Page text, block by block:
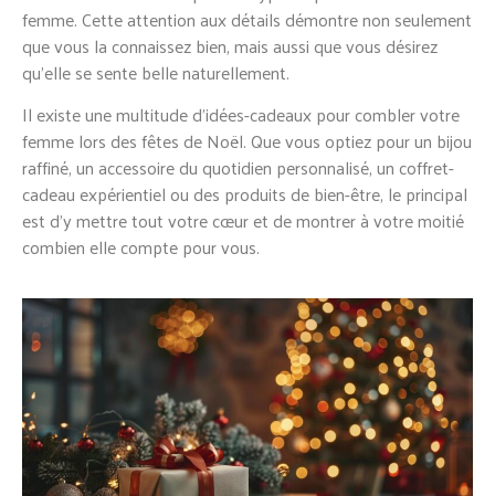
femme. Cette attention aux détails démontre non seulement
que vous la connaissez bien, mais aussi que vous désirez
qu’elle se sente belle naturellement.
Il existe une multitude d’idées-cadeaux pour combler votre
femme lors des fêtes de Noël. Que vous optiez pour un bijou
raffiné, un accessoire du quotidien personnalisé, un coffret-
cadeau expérientiel ou des produits de bien-être, le principal
est d’y mettre tout votre cœur et de montrer à votre moitié
combien elle compte pour vous.